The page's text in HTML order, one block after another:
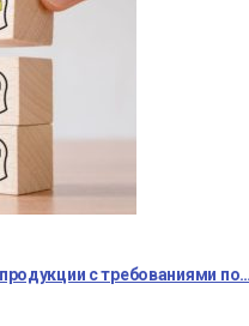
с требованиями по…